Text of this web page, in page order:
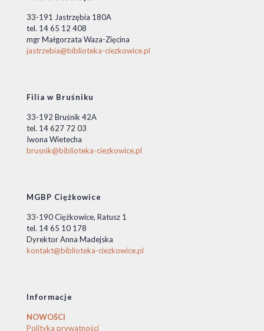
33-191 Jastrzębia 180A
tel. 14 65 12 408
mgr Małgorzata Waza-Zięcina
jastrzebia@biblioteka-ciezkowice.pl
Filia w Bruśniku
33-192 Bruśnik 42A
tel. 14 627 72 03
Iwona Wietecha
brusnik@biblioteka-ciezkowice.pl
MGBP Ciężkowice
33-190 Ciężkowice, Ratusz 1
tel. 14 65 10 178
Dyrektor Anna Madejska
kontakt@biblioteka-ciezkowice.pl
Informacje
NOWOŚCI
Polityka prywatności